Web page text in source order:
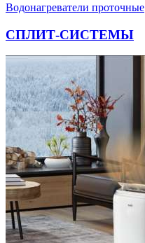
Водонагреватели проточные
СПЛИТ-СИСТЕМЫ